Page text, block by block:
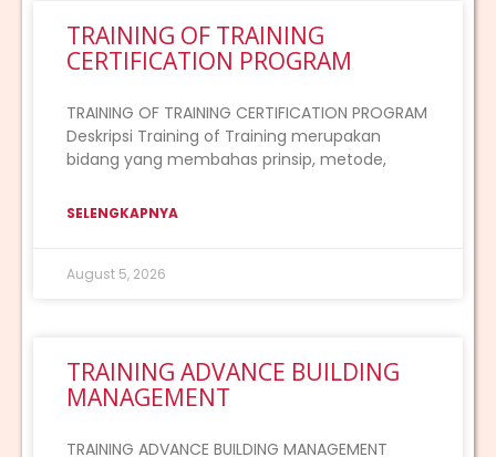
TRAINING OF TRAINING
CERTIFICATION PROGRAM
TRAINING OF TRAINING CERTIFICATION PROGRAM
Deskripsi Training of Training merupakan
bidang yang membahas prinsip, metode,
SELENGKAPNYA
August 5, 2026
TRAINING ADVANCE BUILDING
MANAGEMENT
TRAINING ADVANCE BUILDING MANAGEMENT